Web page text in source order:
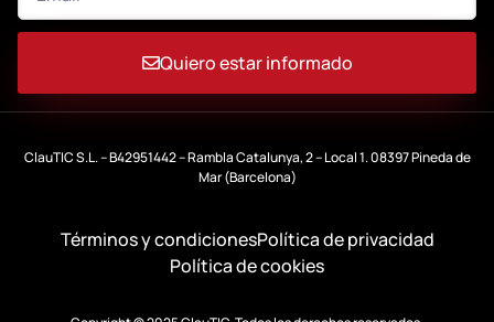
Quiero estar informado
ClauTIC S.L. – B42951442 – Rambla Catalunya, 2 – Local 1. 08397 Pineda de
Mar (Barcelona)
Términos y condicionesPolítica de privacidad
Política de cookies